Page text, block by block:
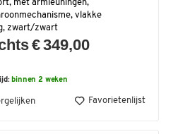
met armleuningen,
vlakke
zwart/zwart
€ 349,00
binnen 2 weken
Favorietenlijst